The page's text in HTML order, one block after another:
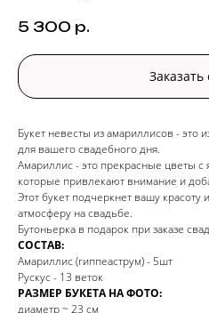
5 300 р.
Заказать
Букет невесты из амариллисов - это
для вашего свадебного дня.
Амариллис - это прекрасные цветы
которые привлекают внимание и
Этот букет подчеркнет вашу
атмосферу на свадьбе.
Бутоньерка в подарок при заказе
СОСТАВ:
Амариллис (гиппеаструм) - 5шт
Рускус - 13 веток
РАЗМЕР БУКЕТА НА ФОТО:
диаметр ~ 23 см